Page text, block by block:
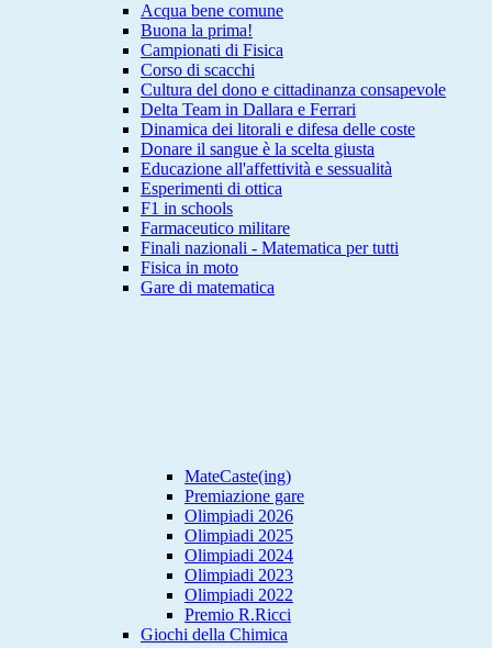
Acqua bene comune
Buona la prima!
Campionati di Fisica
Corso di scacchi
Cultura del dono e cittadinanza consapevole
Delta Team in Dallara e Ferrari
Dinamica dei litorali e difesa delle coste
Donare il sangue è la scelta giusta
Educazione all'affettività e sessualità
Esperimenti di ottica
F1 in schools
Farmaceutico militare
Finali nazionali - Matematica per tutti
Fisica in moto
Gare di matematica
MateCaste(ing)
Premiazione gare
Olimpiadi 2026
Olimpiadi 2025
Olimpiadi 2024
Olimpiadi 2023
Olimpiadi 2022
Premio R.Ricci
Giochi della Chimica